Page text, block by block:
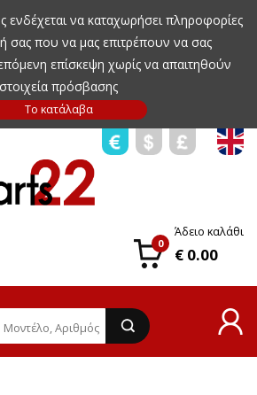
ενδέχεται να καταχωρήσει πληροφορίες
σας που να μας επιτρέπουν να σας
επίσκεψη χωρίς να απαιτηθούν
στοιχεία πρόσβασης
0
Άδειο καλάθι
€ 0.00